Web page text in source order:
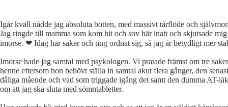
Igår kväll nådde jag absoluta botten, med massivt tårflöde och
Jag ringde till mamma som kom hit och sov här inatt och skjutsade
imorse. ❤ Idag har saker och ting ordnat sig, så jag är betydligt mer
Imorse hade jag samtal med psykologen. Vi pratade främst om tre
henne eftersom hon behövt ställa in samtal akut flera gånger, den
dåliga mående och vad som triggade igång det samt den dumma AT-
om att jag ska sluta med sömntabletter.